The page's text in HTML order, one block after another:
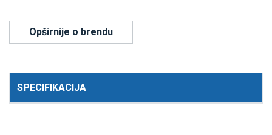
Opširnije o brendu
SPECIFIKACIJA